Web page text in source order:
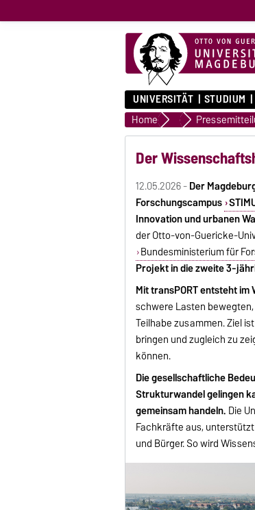
UNIVERSITÄT STUDIUM
Home Presse & Medien
Der
12.05.2026 -Der
Forschungscampus
Innovation und urbanen
der Otto-von-Guericke-
Bundesministerium für
Projekt in die zweite 3-
Mit transPORT entsteht
schwere Lasten
Teilhabe zusammen. Ziel
bringen und zugleich zu
können.
Die gesellschaftliche
Strukturwandel gelingen
gemeinsam handeln. Die
Fachkräfte aus,
und Bürger. So wird